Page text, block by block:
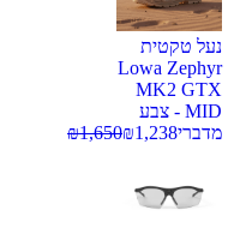
נעל טקטית
Lowa Zephyr
MK2 GTX
MID - צבע
מדברי
₪1,238
₪1,650